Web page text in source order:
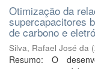
Otimização da
supercapacitores
de carbono e
Silva, Rafael José da (
Resumo: O